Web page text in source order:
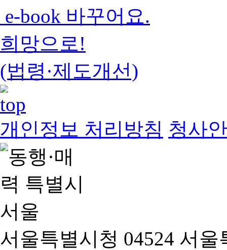
e-book 바꾸어요.
희망으로!
(법령·제도개선)
개인정보 처리방침 청사
서울특별시청 04524 서